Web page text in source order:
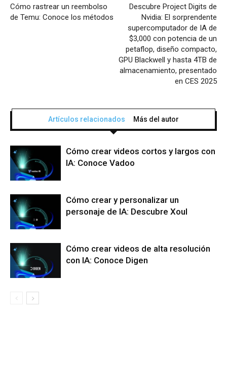
Cómo rastrear un reembolso
de Temu: Conoce los métodos
Descubre Project Digits de
Nvidia: El sorprendente
supercomputador de IA de
$3,000 con potencia de un
petaflop, diseño compacto,
GPU Blackwell y hasta 4TB de
almacenamiento, presentado
en CES 2025
Artículos relacionados Más del autor
Cómo crear videos cortos y largos con
IA: Conoce Vadoo
Cómo crear y personalizar un
personaje de IA: Descubre Xoul
Cómo crear videos de alta resolución
con IA: Conoce Digen